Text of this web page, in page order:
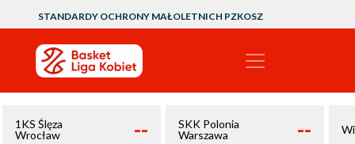
STANDARDY OCHRONY MAŁOLETNICH PZKOSZ
1KS Ślęza
Wrocław
--
SKK Polonia
Warszawa
--